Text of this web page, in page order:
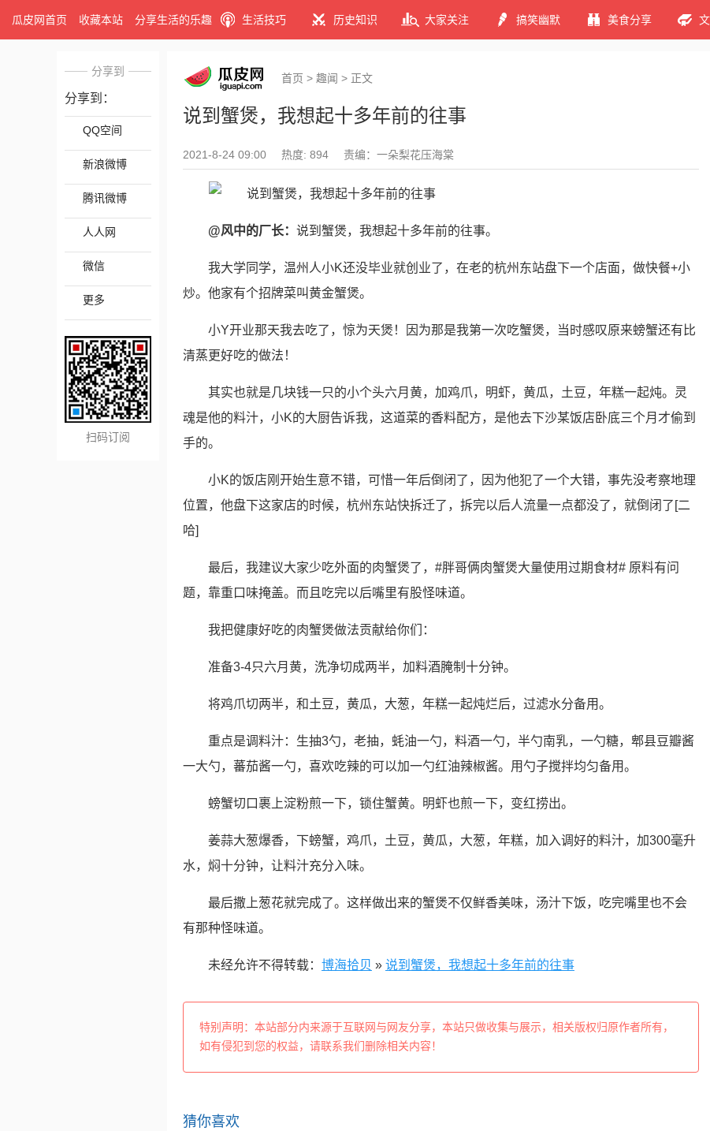
瓜皮网首页 收藏本站 分享生活的乐趣 生活技巧 历史知识 大家关注 搞笑幽默 美食分享
分享到
分享到：
QQ空间
新浪微博
腾讯微博
人人网
微信
更多
扫码订阅
首页 > 趣闻 > 正文
说到蟹煲，我想起十多年前的往事
2021-8-24 09:00 热度: 894 责编：一朵梨花压海棠
@风中的厂长： 说到蟹煲，我想起十多年前的往事。
我大学同学，温州人小K还没毕业就创业了，在老的杭州东站盘下一个店面，做快餐+小
炒。他家有个招牌菜叫黄金蟹煲。
小Y开业那天我去吃了，惊为天煲！因为那是我第一次吃蟹煲，当时感叹原来螃蟹还有比
清蒸更好吃的做法！
其实也就是几块钱一只的小个头六月黄，加鸡爪，明虾，黄瓜，土豆，年糕一起炖。灵
魂是他的料汁，小K的大厨告诉我，这道菜的香料配方，是他去下沙某饭店卧底三个月才偷到
手的。
小K的饭店刚开始生意不错，可惜一年后倒闭了，因为他犯了一个大错，事先没考察地理
位置，他盘下这家店的时候，杭州东站快拆迁了，拆完以后人流量一点都没了，就倒闭了[二
哈]
最后，我建议大家少吃外面的肉蟹煲了，#胖哥俩肉蟹煲大量使用过期食材# 原料有问
题，靠重口味掩盖。而且吃完以后嘴里有股怪味道。
我把健康好吃的肉蟹煲做法贡献给你们：
准备3-4只六月黄，洗净切成两半，加料酒腌制十分钟。
将鸡爪切两半，和土豆，黄瓜，大葱，年糕一起炖烂后，过滤水分备用。
重点是调料汁：生抽3勺，老抽，蚝油一勺，料酒一勺，半勺南乳，一勺糖，郫县豆瓣酱
一大勺，蕃茄酱一勺，喜欢吃辣的可以加一勺红油辣椒酱。用勺子搅拌均匀备用。
螃蟹切口裹上淀粉煎一下，锁住蟹黄。明虾也煎一下，变红捞出。
姜蒜大葱爆香，下螃蟹，鸡爪，土豆，黄瓜，大葱，年糕，加入调好的料汁，加300毫升
水，焖十分钟，让料汁充分入味。
最后撒上葱花就完成了。这样做出来的蟹煲不仅鲜香美味，汤汁下饭，吃完嘴里也不会
有那种怪味道。
未经允许不得转载： 博海拾贝 » 说到蟹煲，我想起十多年前的往事
特别声明：本站部分内来源于互联网与网友分享，本站只做收集与展示，相关版权归原作者所有，
如有侵犯到您的权益，请联系我们删除相关内容！
猜你喜欢